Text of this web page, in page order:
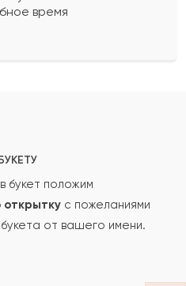
время
букет положим
с пожеланиями
от вашего имени.